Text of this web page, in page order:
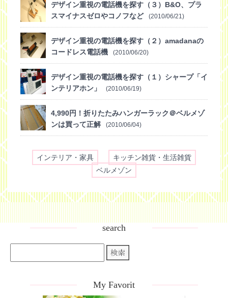
デザイン重視の電話機を探す（３）B&O、プラ
スマイナスゼロやコノフなど
(2010/06/21)
デザイン重視の電話機を探す（２）amadanaの
コードレス電話機
(2010/06/20)
デザイン重視の電話機を探す（１）シャープ「イ
ンテリアホン」
(2010/06/19)
4,990円！折りたたみハンガーラック＠ベルメゾ
ンは買って正解
(2010/06/04)
インテリア・家具
キッチン雑貨・生活雑貨
ベルメゾン
search
My Favorit